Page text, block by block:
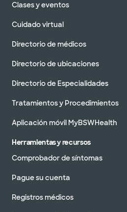
Clases y eventos
Cuidado virtual
Directorio de médicos
Directorio de ubicaciones
Directorio de Especialidades
Tratamientos y Procedimientos
Aplicación móvil MyBSWHealth
Herramientas y recursos
Comprobador de síntomas
Pague su cuenta
Registros médicos